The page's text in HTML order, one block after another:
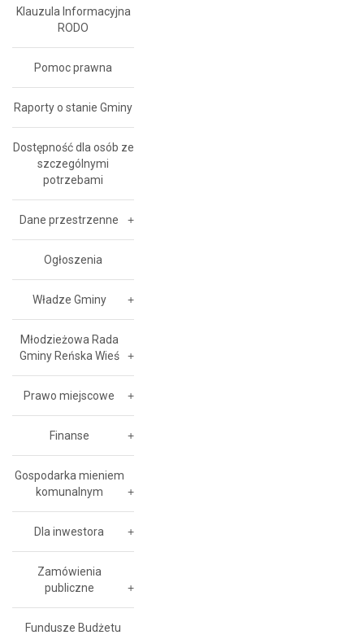
Klauzula Informacyjna
RODO
Pomoc prawna
Raporty o stanie Gminy
Dostępność dla osób ze
szczególnymi
potrzebami
Dane przestrzenne
Ogłoszenia
Władze Gminy
Młodzieżowa Rada
Gminy Reńska Wieś
Prawo miejscowe
Finanse
Gospodarka mieniem
komunalnym
Dla inwestora
Zamówienia
publiczne
Fundusze Budżetu